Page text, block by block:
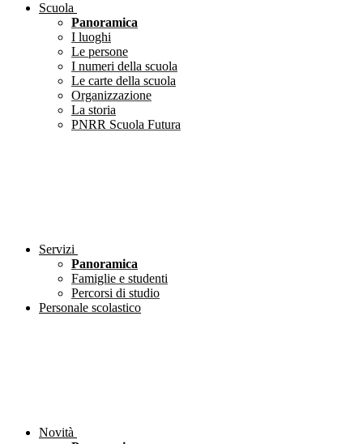
Scuola
Panoramica
I luoghi
Le persone
I numeri della scuola
Le carte della scuola
Organizzazione
La storia
PNRR Scuola Futura
Servizi
Panoramica
Famiglie e studenti
Percorsi di studio
Personale scolastico
Novità